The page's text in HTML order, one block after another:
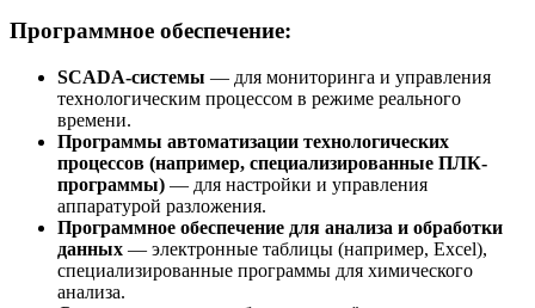
Программное обеспечение:
SCADA-системы — для мониторинга и управления
технологическим процессом в режиме реального
времени.
Программы автоматизации технологических
процессов (например, специализированные ПЛК-
программы) — для настройки и управления
аппаратурой разложения.
Программное обеспечение для анализа и обработки
данных — электронные таблицы (например, Excel),
специализированные программы для химического
анализа.